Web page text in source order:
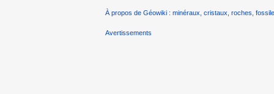
À propos de Géowiki : minéraux, cristaux, roches,
Avertissements